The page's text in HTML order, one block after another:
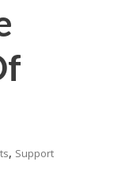
, Support